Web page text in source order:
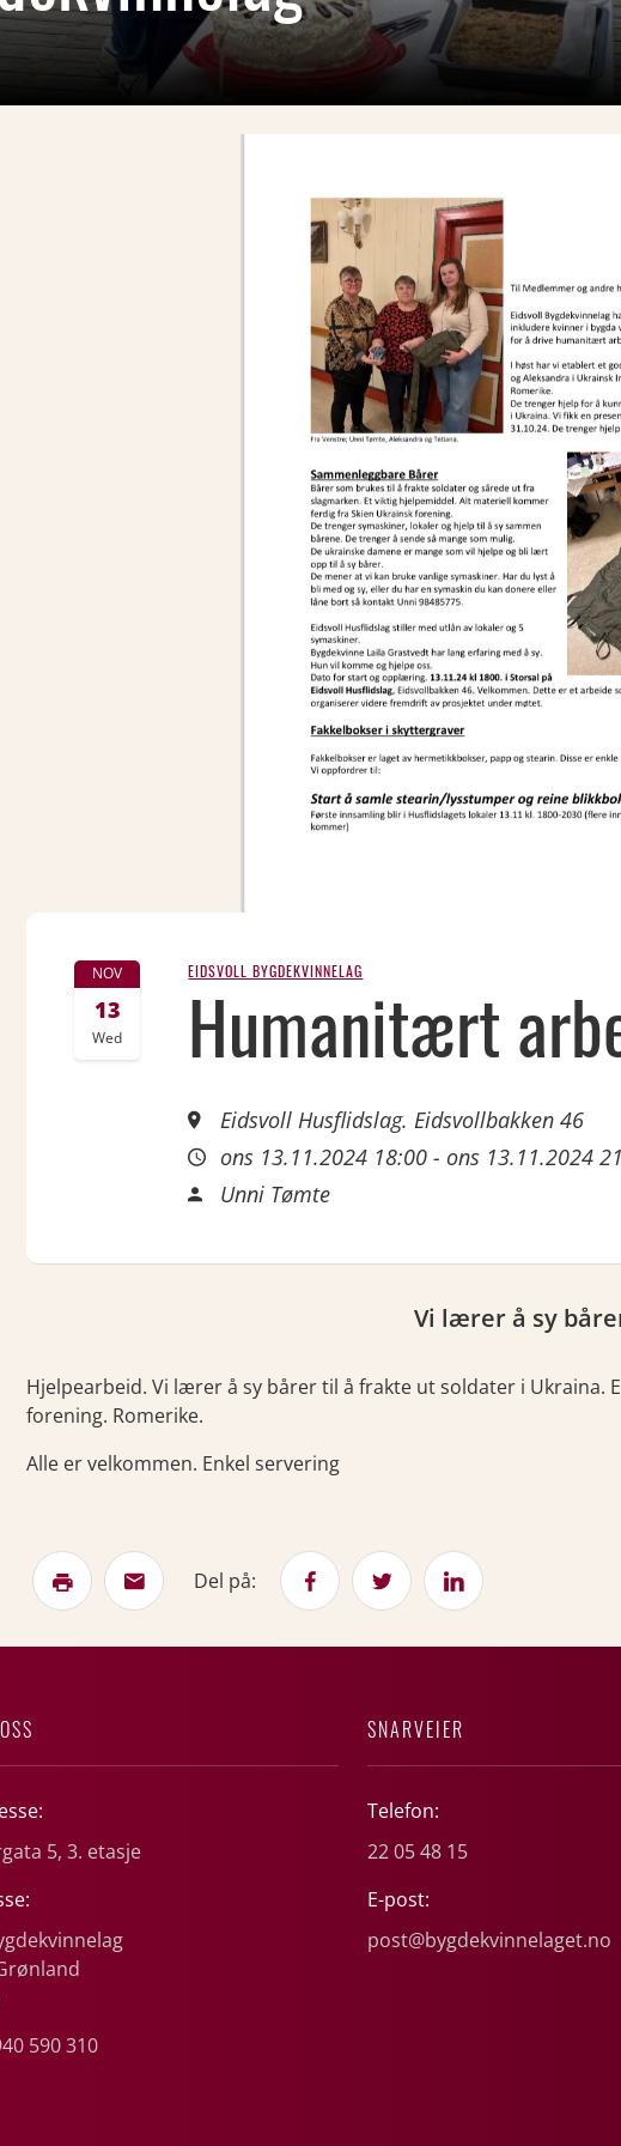
NOV
13
Wed
EIDSVOLL BYGDEKVINNELAG
Humanitært
Eidsvoll Husflidslag. Eidsvollbakken 46
ons 13.11.2024 18:00 - ons 13.11.2024
Unni Tømte
Vi lærer å sy
Hjelpearbeid. Vi lærer å sy bårer til å frakte ut soldater i Ukraina.
forening. Romerike.
Alle er velkommen. Enkel servering
Del på:
5, 3. etasje
590 310
SNARVEIER
Telefon:
22 05 48 15
E-post:
post@bygdekvinnelaget.no